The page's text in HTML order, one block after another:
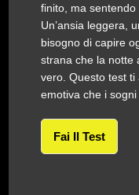
finito, ma
Un’ansia leggera,
bisogno di capire
strana che la notte
vero. Questo test ti
emotiva che i
Fai Il Test